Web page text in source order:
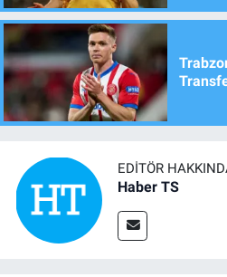
EDITÖR
Haber TS